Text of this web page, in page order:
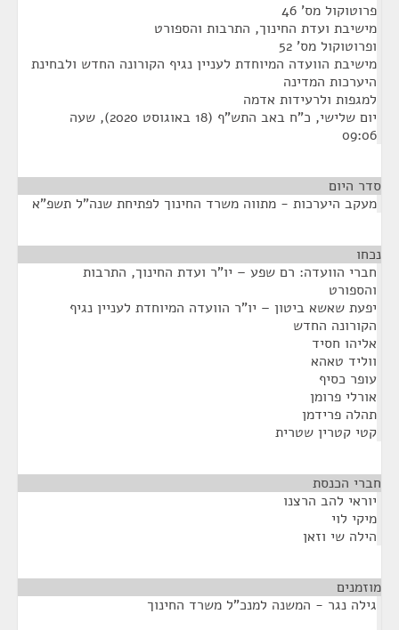
פרוטוקול מס' 46
מישיבת ועדת החינוך, התרבות והספורט
ופרוטוקול מס' 52
מישיבת הוועדה המיוחדת לעניין נגיף הקורונה החדש ולבחינת
היערכות המדינה
למגפות ולרעידות אדמה
יום שלישי, כ"ח באב התש"ף (18 באוגוסט 2020), שעה
09:06
סדר היום
מעקב היערכות - מתווה משרד החינוך לפתיחת שנה"ל תשפ"א
נכחו
חברי הוועדה: רם שפע – יו"ר ועדת החינוך, התרבות
והספורט
יפעת שאשא ביטון – יו"ר הוועדה המיוחדת לעניין נגיף
הקורונה החדש
אליהו חסיד
ווליד טאהא
עופר כסיף
אורלי פרומן
תהלה פרידמן
קטי קטרין שטרית
חברי הכנסת
יוראי להב הרצנו
מיקי לוי
הילה שי וזאן
מוזמנים
גילה נגר - המשנה למנכ"ל משרד החינוך